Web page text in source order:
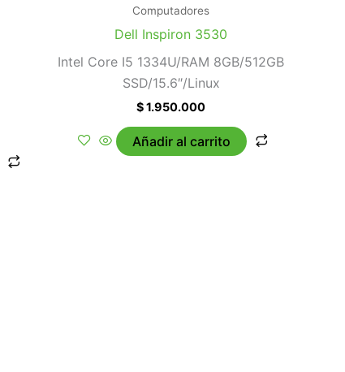
Computadores
Dell Inspiron 3530
Intel Core I5 1334U/RAM 8GB/512GB
SSD/15.6″/Linux
$1.950.000
Añadir al carrito